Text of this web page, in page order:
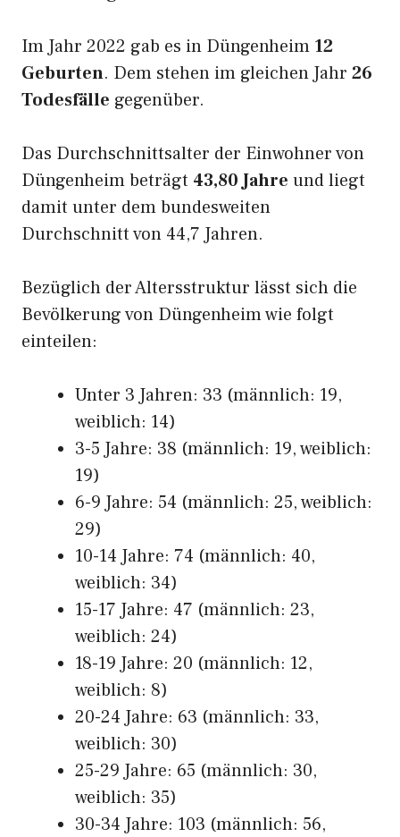
Im Jahr 2022 gab es in Düngenheim 12
Geburten. Dem stehen im gleichen Jahr 26
Todesfälle gegenüber.
Das Durchschnittsalter der Einwohner von
Düngenheim beträgt 43,80 Jahre und liegt
damit unter dem bundesweiten
Durchschnitt von 44,7 Jahren.
Bezüglich der Altersstruktur lässt sich die
Bevölkerung von Düngenheim wie folgt
einteilen:
Unter 3 Jahren: 33 (männlich: 19,
weiblich: 14)
3-5 Jahre: 38 (männlich: 19, weiblich:
19)
6-9 Jahre: 54 (männlich: 25, weiblich:
29)
10-14 Jahre: 74 (männlich: 40,
weiblich: 34)
15-17 Jahre: 47 (männlich: 23,
weiblich: 24)
18-19 Jahre: 20 (männlich: 12,
weiblich: 8)
20-24 Jahre: 63 (männlich: 33,
weiblich: 30)
25-29 Jahre: 65 (männlich: 30,
weiblich: 35)
30-34 Jahre: 103 (männlich: 56,